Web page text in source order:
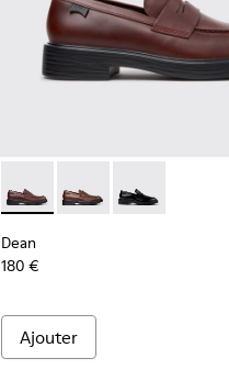
Dean - K101045-008 -
Dean - K101045-005
Dean -
Dean
180 €
Ajouter